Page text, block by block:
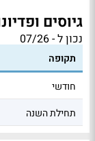
גיוסים
נכון ל - 07/26
תקופה
חודשי
תחילת השנה